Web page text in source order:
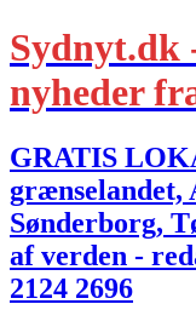
Sydnyt.dk
nyheder
GRATIS
grænselandet,
Sønderborg,
af verden -
2124 2696